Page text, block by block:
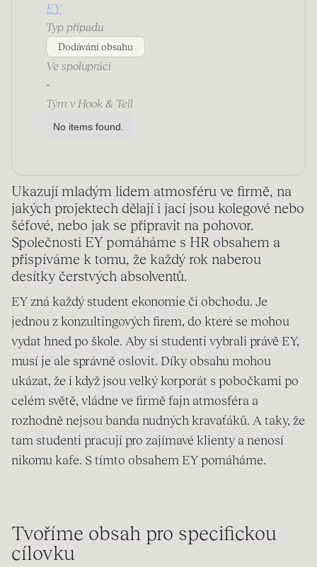
EY
Typ případu
Dodávání obsahu
Ve spolupráci
-
Tým v Hook & Tell
No items found.
Ukazují mladým lidem atmosféru ve firmě, na
jakých projektech dělají i jací jsou kolegové nebo
šéfové, nebo jak se připravit na pohovor.
Společnosti EY pomáháme s HR obsahem a
přispíváme k tomu, že každý rok naberou
desítky čerstvých absolventů.
EY zná každý student ekonomie či obchodu. Je
jednou z konzultingových firem, do které se mohou
vydat hned po škole. Aby si studenti vybrali právě EY,
musí je ale správně oslovit. Díky obsahu mohou
ukázat, že i když jsou velký korporát s pobočkami po
celém světě, vládne ve firmě fajn atmosféra a
rozhodně nejsou banda nudných kravaťáků. A taky, že
tam studenti pracují pro zajímavé klienty a nenosí
nikomu kafe. S tímto obsahem EY pomáháme.
Tvoříme obsah pro specifickou
cílovku